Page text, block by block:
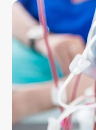
Espace presse
Aide & contact
Message
d'état